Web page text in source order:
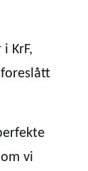
KrF,
vi